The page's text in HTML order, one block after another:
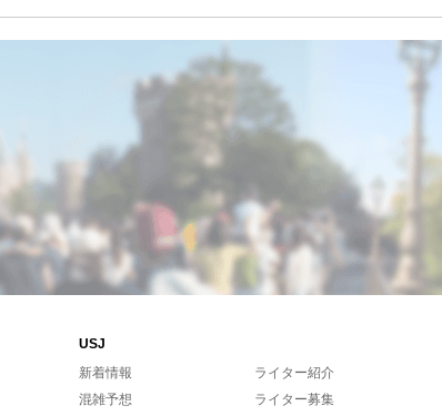
USJ
新着情報
混雑予想
ライター紹介
ライター募集